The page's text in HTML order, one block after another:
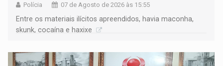
Polícia 07 de Agosto de 2026 às 15:55
Entre os materiais ilícitos apreendidos, havia maconha,
skunk, cocaína e haxixe